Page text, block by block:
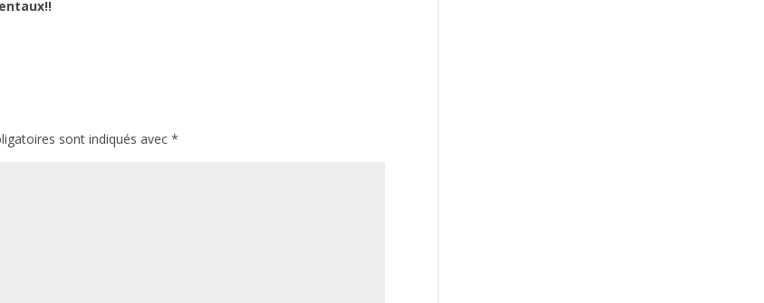
sont indiqués avec*